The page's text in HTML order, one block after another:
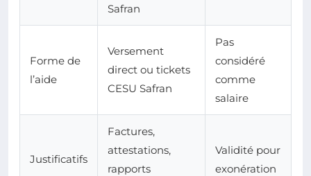
Safran
Forme de
l’aide
Versement
direct ou tickets
CESU Safran
Pas
considéré
comme
salaire
Justificatifs
Factures,
attestations,
rapports
Validité pour
exonération